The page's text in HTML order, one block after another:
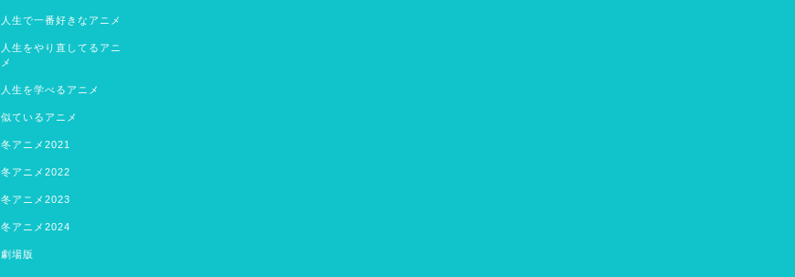
人生で一番好きなアニメ
人生をやり直してるアニ
メ
人生を学べるアニメ
似ているアニメ
冬アニメ2021
冬アニメ2022
冬アニメ2023
冬アニメ2024
劇場版